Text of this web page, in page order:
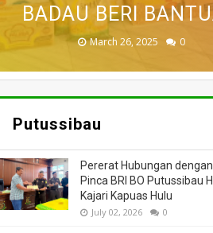
DUNIA
July 05, 2026 0
PUTUSSIBAU
November 27, 2025
BADAU BERI
March 26, 2025 0
DILALAP API
March 13, 2025 0
MASSA
February 18, 2025
Putussibau
Pererat Hubungan
Pinca BRI BO Putussibau
Kajari Kapuas Hulu
July 02, 2026 0